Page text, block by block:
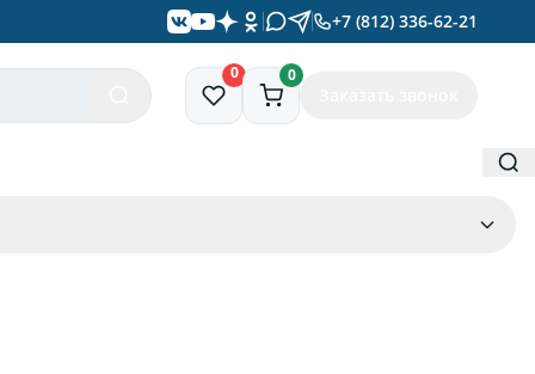
+7 (812) 336-62-21
0 0